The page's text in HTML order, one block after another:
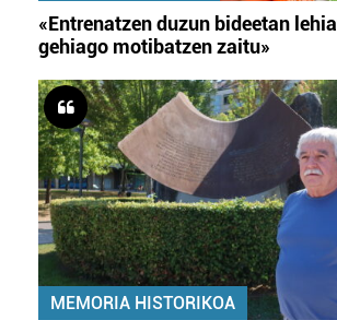
«Entrenatzen duzun bideetan
gehiago motibatzen zaitu»
MEMORIA HISTORIKOA